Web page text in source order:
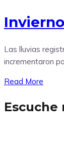
Las lluvias
incrementaron
Read More